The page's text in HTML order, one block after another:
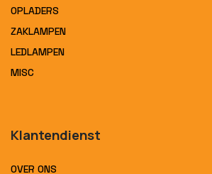
OPLADERS
ZAKLAMPEN
LEDLAMPEN
MISC
Klantendienst
OVER ONS